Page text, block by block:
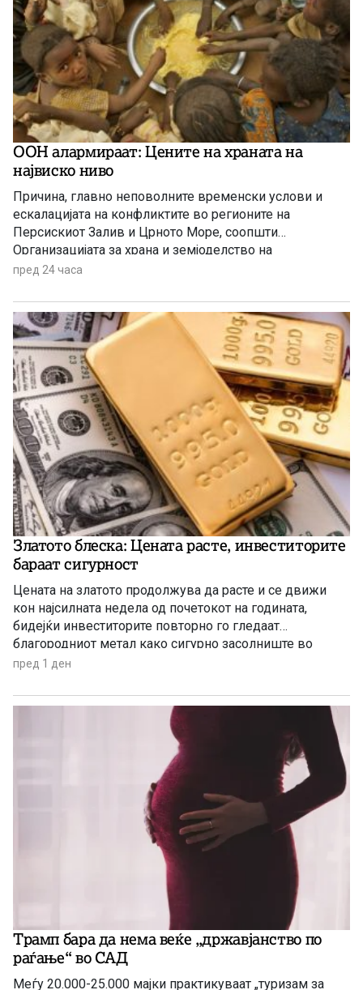
ООН алармираат: Цените на храната на
највиско ниво
Причина, главно неповолните временски услови и
ескалацијата на конфликтите во регионите на
Персискиот Залив и Црното Море, соопшти
Организацијата за храна и земјоделство на
Обединетите нации (ФАО).
пред 24 часа
Златото блеска: Цената расте, инвеститорите
бараат сигурност
Цената на златото продолжува да расте и се движи
кон најсилната недела од почетокот на годината,
бидејќи инвеститорите повторно го гледаат
благородниот метал како сигурно засолниште во
услови на глобална економска неизвесност.
пред 1 ден
Трамп бара да нема веќе „државјанство по
раѓање“ во САД
Меѓу 20.000-25.000 мајки практикуваат „туризам за